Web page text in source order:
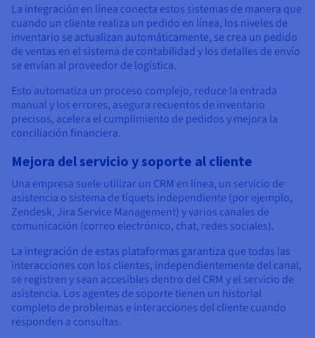
La integración en línea conecta estos sistemas de manera que
cuando un cliente realiza un pedido en línea, los niveles de
inventario se actualizan automáticamente, se crea un pedido
de ventas en el sistema de contabilidad y los detalles de envío
se envían al proveedor de logística.
Esto automatiza un proceso complejo, reduce la entrada
manual y los errores, asegura recuentos de inventario
precisos, acelera el cumplimiento de pedidos y mejora la
conciliación financiera.
Mejora del servicio y soporte al cliente
Una empresa suele utilizar un CRM en línea, un servicio de
asistencia o sistema de tíquets independiente (por ejemplo,
Zendesk, Jira Service Management) y varios canales de
comunicación (correo electrónico, chat, redes sociales).
La integración de estas plataformas garantiza que todas las
interacciones con los clientes, independientemente del canal,
se registren y sean accesibles dentro del CRM y el servicio de
asistencia. Los agentes de soporte tienen un historial
completo de problemas e interacciones del cliente cuando
responden a consultas.